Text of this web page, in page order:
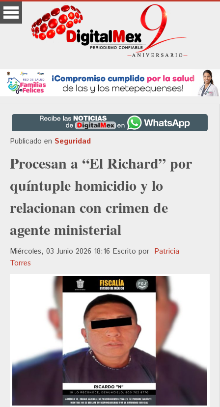
Publicado en Seguridad
Procesan a “El Richard” por
quíntuple homicidio y lo
relacionan con crimen de
agente ministerial
Miércoles, 03 Junio 2026 18:16 Escrito por Patricia
Torres